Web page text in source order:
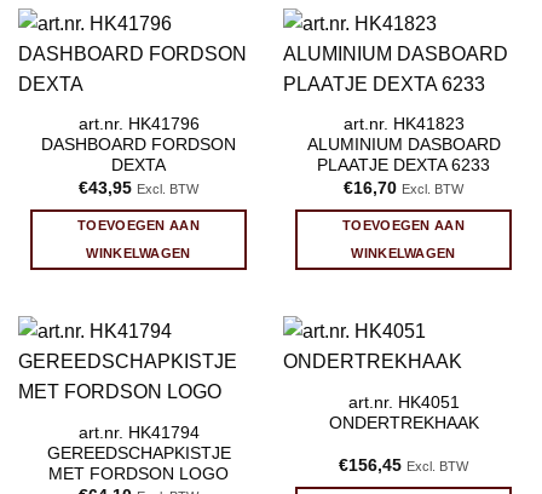
art.nr. HK41796
DASHBOARD FORDSON
DEXTA
€43,95 Excl. BTW
TOEVOEGEN AAN
WINKELWAGEN
art.nr. HK41823
ALUMINIUM DASBOARD
PLAATJE DEXTA 6233
€16,70 Excl. BTW
TOEVOEGEN AAN
WINKELWAGEN
art.nr. HK41794
GEREEDSCHAPKISTJE
MET FORDSON LOGO
art.nr. HK4051
ONDERTREKHAAK
€156,45 Excl. BTW